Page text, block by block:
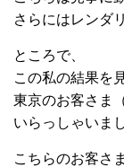
さらにはレンダ
ところで、
この私の結果を
東京のお客さま
いらっしゃいま
こちらのお客さ